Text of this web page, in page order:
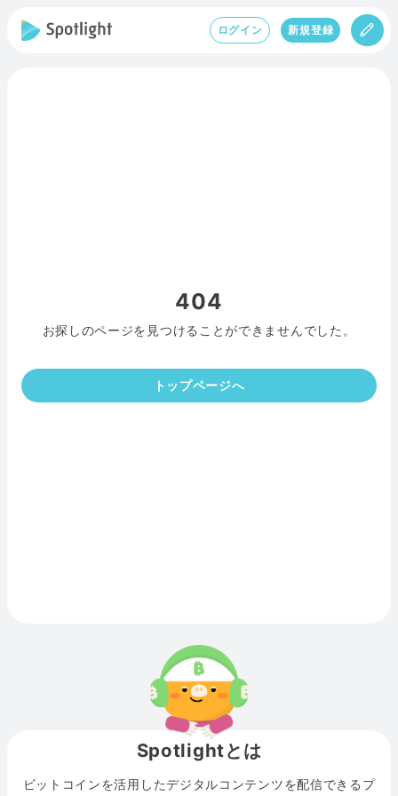
ログイン 新規登録
404
お探しのページを見つけることができませんでした。
トップページへ
Spotlightとは
ビットコインを活用したデジタルコンテンツを配信できるプ